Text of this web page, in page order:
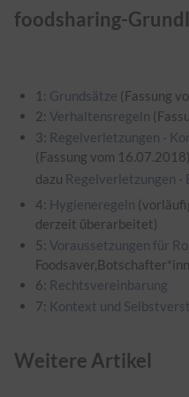
foodsharing-
1: Grundsätze (Fassung
2: Verhaltensregeln
3: Regelverletzungen -
(Fassung vom 16.07.2018)
dazu Regelverletzungen -
4: Hygieneregeln
derzeit überarbeitet)
5: Voraussetzungen für
6: Rechtsvereinbarung
7: Kontext und
Weitere Artikel